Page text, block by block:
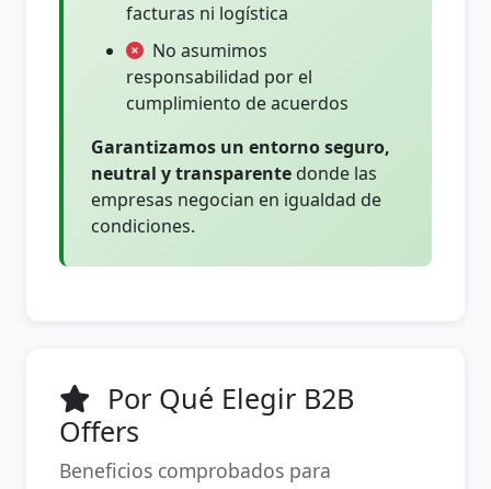
facturas ni logística
No asumimos
responsabilidad por el
cumplimiento de acuerdos
Garantizamos un entorno seguro,
neutral y transparente donde las
empresas negocian en igualdad de
condiciones.
Por Qué Elegir B2B
Offers
Beneficios comprobados para